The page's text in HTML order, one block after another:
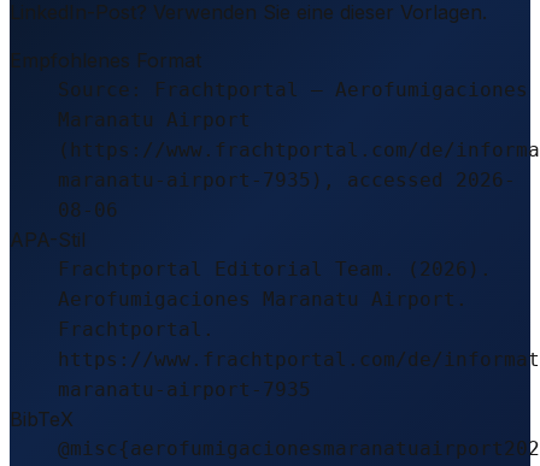
LinkedIn-Post? Verwenden Sie eine dieser Vorlagen.
Empfohlenes Format
Source: Frachtportal – Aerofumigaciones
Maranatu Airport
(https://www.frachtportal.com/de/
maranatu-airport-7935), accessed 2026-
08-06
APA-Stil
Frachtportal Editorial Team. (2026).
Aerofumigaciones Maranatu Airport.
Frachtportal.
https://www.frachtportal.com/de/
maranatu-airport-7935
BibTeX